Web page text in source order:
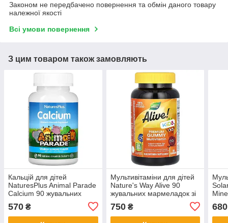
Законом не передбачено повернення та обмін даного товару
належної якості
Всі умови повернення
З цим товаром також замовляють
Кальцій для дітей
NaturesPlus Animal Parade
Calcium 90 жувальних
таблеток у формі тварин
570 ₴
Мультивітаміни для дітей
Nature's Way Alive 90
жувальних мармеладок зі
750₴ 680